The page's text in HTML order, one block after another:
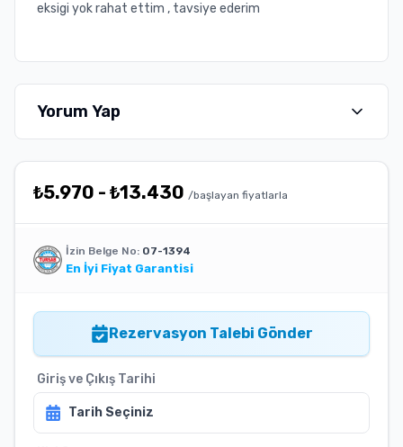
eksigi yok rahat ettim , tavsiye ederim
Yorum Yap
₺5.970 - ₺13.430 /başlayan fiyatlarla
İzin Belge No: 07-1394
En İyi Fiyat Garantisi
Rezervasyon Talebi Gönder
Giriş ve Çıkış Tarihi
Tarih Seçiniz